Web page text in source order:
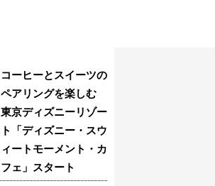
コーヒーとスイーツの
ペアリングを楽しむ
東京ディズニーリゾー
ト「ディズニー・スウ
ィートモーメント・カ
フェ」スタート